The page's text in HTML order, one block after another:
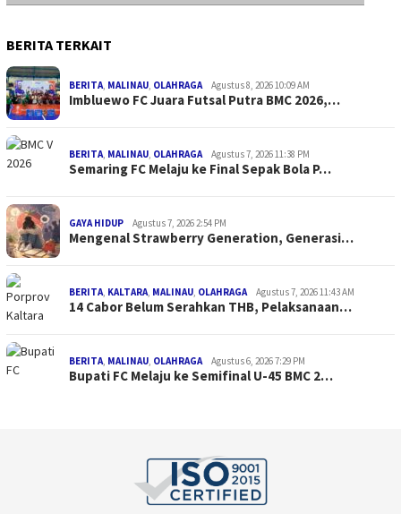
BERITA TERKAIT
BERITA, MALINAU, OLAHRAGA Agustus 8, 2026 10:09 AM
Imbluewo FC Juara Futsal Putra BMC 2026,…
BERITA, MALINAU, OLAHRAGA Agustus 7, 2026 11:38 PM
Semaring FC Melaju ke Final Sepak Bola P…
GAYA HIDUP Agustus 7, 2026 2:54 PM
Mengenal Strawberry Generation, Generasi…
BERITA, KALTARA, MALINAU, OLAHRAGA Agustus 7, 2026 11:43 AM
14 Cabor Belum Serahkan THB, Pelaksanaan…
BERITA, MALINAU, OLAHRAGA Agustus 6, 2026 7:29 PM
Bupati FC Melaju ke Semifinal U-45 BMC 2…